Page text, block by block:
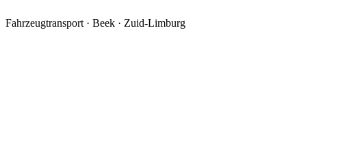
Fahrzeugtransport · Beek · Zuid-Limburg